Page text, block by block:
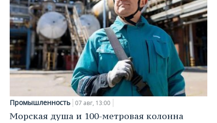
Промышленность 07 авг, 13:00
Морская душа и 100-метровая колонна